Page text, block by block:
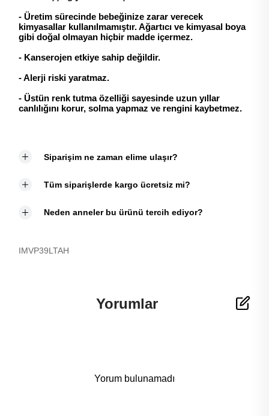
- Üretim sürecinde bebeğinize zarar verecek
kimyasallar kullanılmamıştır. Ağartıcı ve kimyasal boya
gibi doğal olmayan hiçbir madde içermez.
- Kanserojen etkiye sahip değildir.
- Alerji riski yaratmaz.
- Üstün renk tutma özelliği sayesinde uzun yıllar
canlılığını korur, solma yapmaz ve rengini kaybetmez.
Siparişim ne zaman elime ulaşır?
Tüm siparişlerde kargo ücretsiz mi?
Neden anneler bu ürünü tercih ediyor?
IMVP39LTAH
Yorumlar
Yorum bulunamadı